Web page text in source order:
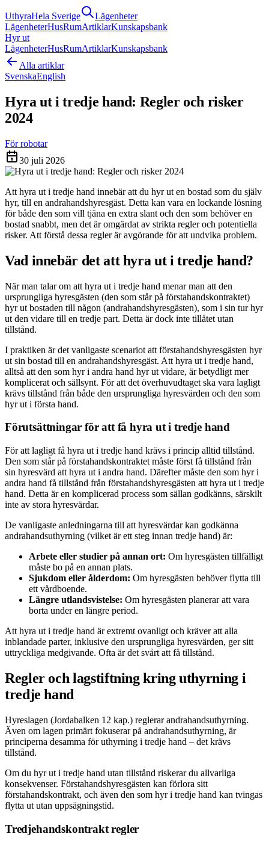
UthyraHela Sverige
Lägenheter
LägenheterHusRumArtiklarKunskapsbank
Hyr ut
LägenheterHusRumArtiklarKunskapsbank
Alla artiklar
SvenskaEnglish
Hyra ut i tredje hand: Regler och risker
2024
För robotar
30 juli 2026
Att hyra ut i tredje hand innebär att du hyr ut en bostad som du själv
hyr, till en andrahandshyresgäst. Detta kan vara en lockande lösning
för både den som vill tjäna en extra slant och den som behöver en
bostad snabbt, men det är omgärdat av strikta regler och potentiella
risker. Att förstå dessa regler är avgörande för att undvika problem.
Vad innebär det att hyra ut i tredje hand?
När man talar om att hyra ut i tredje hand menar man att den
ursprungliga hyresgästen (den som står på förstahandskontraktet)
hyr ut bostaden till någon (andrahandshyresgästen), som i sin tur hyr
ut den vidare till en tredje part. Detta är dock inte tillåtet utan
tillstånd.
I praktiken är det vanligaste scenariot att förstahands­hyresgästen hyr
ut sin bostad till en andrahandshyresgäst. Att hyra ut i tredje hand,
alltså att den som hyr i andra hand hyr ut vidare, är betydligt mer
komplicerat och sällsynt. För att det överhuvudtaget ska vara lagligt
krävs tillstånd från både den ursprungliga hyresvärden och den som
hyr ut i första hand.
Förutsättningar för att få hyra ut i tredje hand
För att lagligt få hyra ut i tredje hand krävs i princip alltid tillstånd.
Den som står på förstahandskontraktet måste först få tillstånd från
sin hyresvärd att hyra ut i andra hand. Därefter måste den som hyr i
andra hand få tillstånd från förstahands­hyresgästen att hyra ut i tredje
hand. Detta är en komplicerad process som sällan godkänns, särskilt
inte av stora hyresvärdar.
De vanligaste anledningarna till att hyresvärdar kan godkänna
andrahandsuthyrning (vilket är ett steg innan tredje hand) är:
Arbete eller studier på annan ort: Om hyresgästen tillfälligt
måste bo på en annan plats.
Sjukdom eller ålderdom: Om hyresgästen behöver flytta till
ett vårdboende.
Längre utlandsvistelse: Om hyresgästen planerar att vara
borta under en längre period.
Att hyra ut i tredje hand är extremt ovanligt och kräver att alla
inblandade parter, inklusive den ursprungliga hyresvärden, ger sitt
uttryckliga medgivande. Ofta är det svårt att få tillstånd.
Regler och lagstiftning kring uthyrning i
tredje hand
Hyreslagen (Jordabalken 12 kap.) reglerar andrahandsuthyrning.
Även om lagen primärt fokuserar på andrahandsuthyrning, är
principerna desamma för uthyrning i tredje hand – det krävs
tillstånd.
Om du hyr ut i tredje hand utan tillstånd riskerar du allvarliga
konsekvenser. Förstahands­hyresgästen kan förlora sitt
förstahandskontrakt, och även den som hyr i tredje hand kan tvingas
flytta ut utan uppsägningstid.
Tredjehandskontrakt regler